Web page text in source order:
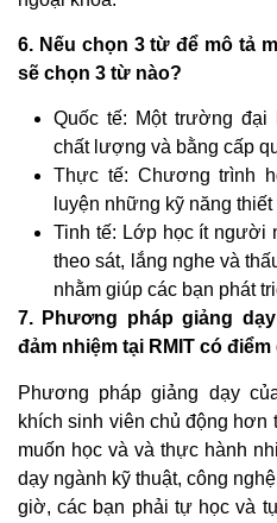
6. Nếu chọn 3 từ để mô tả
sẽ chọn 3 từ nào?
Quốc tế: Một trường đại
chất lượng và bằng cấp
Thực tế: Chương trình
luyện những kỹ năng thiết
Tinh tế: Lớp học ít người
theo sát, lắng nghe và
nhằm giúp các bạn phát
7. Phương pháp giảng
đảm nhiệm tại RMIT có
Phương pháp giảng dạy
khích sinh viên chủ động hơn
muốn học và và thực hành
dạy ngành kỹ thuật, công
giờ, các bạn phải tự học và